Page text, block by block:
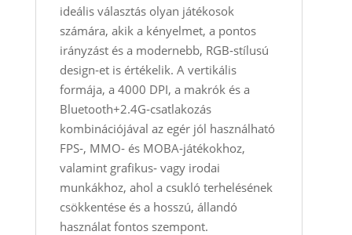
ideális választás olyan játékosok
számára, akik a kényelmet, a pontos
irányzást és a modernebb, RGB‑stílusú
design‑et is értékelik. A vertikális
formája, a 4000 DPI, a makrók és a
Bluetooth+2.4G‑csatlakozás
kombinációjával az egér jól használható
FPS‑, MMO‑ és MOBA‑játékokhoz,
valamint grafikus‑ vagy irodai
munkákhoz, ahol a csukló terhelésének
csökkentése és a hosszú, állandó
használat fontos szempont.